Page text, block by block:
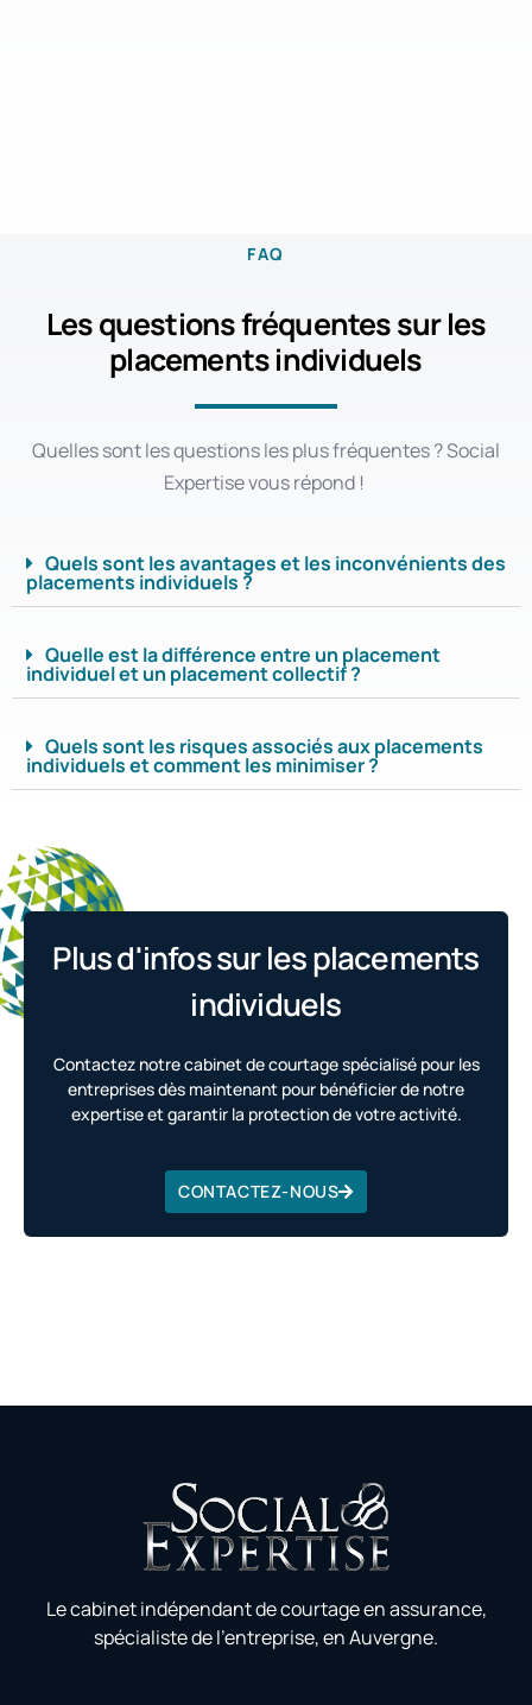
FAQ
Les questions fréquentes sur les
placements individuels
Quelles sont les questions les plus fréquentes ? Social
Expertise vous répond !
Quels sont les avantages et les inconvénients des
placements individuels ?
Quelle est la différence entre un placement
individuel et un placement collectif ?
Quels sont les risques associés aux placements
individuels et comment les minimiser ?
Plus d'infos sur les placements
individuels
Contactez notre cabinet de courtage spécialisé pour les
entreprises dès maintenant pour bénéficier de notre
expertise et garantir la protection de votre activité.
CONTACTEZ-NOUS
Le cabinet indépendant de courtage en assurance,
spécialiste de l’entreprise, en Auvergne.